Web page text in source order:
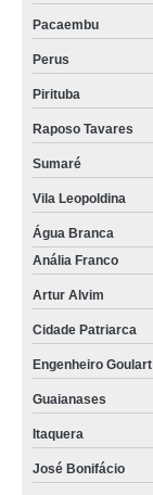
Pacaembu
Perus
Pirituba
Raposo Tavares
Sumaré
Vila Leopoldina
Água Branca
Anália Franco
Artur Alvim
Cidade Patriarca
Engenheiro Goulart
Guaianases
Itaquera
José Bonifácio